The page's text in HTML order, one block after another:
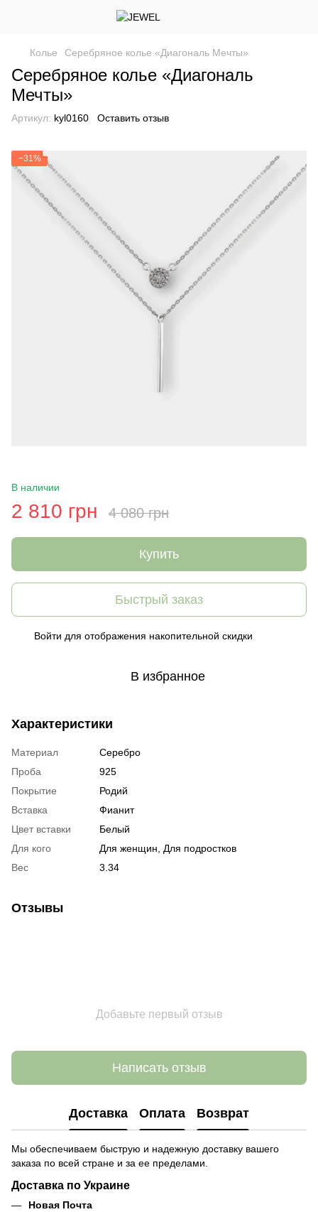
Колье Серебряное колье «Диагональ Мечты»
Серебряное колье «Диагональ
Мечты»
Артикул: kyl0160 Оставить отзыв
−31%
В наличии
2 810 грн 4 080 грн
Купить
Быстрый заказ
Войти для отображения накопительной скидки
В избранное
Характеристики
Материал
Серебро
Проба
925
Покрытие
Родий
Вставка
Фианит
Цвет вставки
Белый
Для кого
Для женщин, Для подростков
Вес
3.34
Отзывы
Добавьте первый отзыв
Написать отзыв
Доставка Оплата Возврат
Мы обеспечиваем быструю и надежную доставку вашего
заказа по всей стране и за ее пределами.
Доставка по Украине
Новая Почта